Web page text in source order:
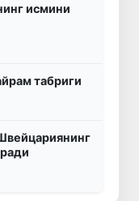
исмини
табриги